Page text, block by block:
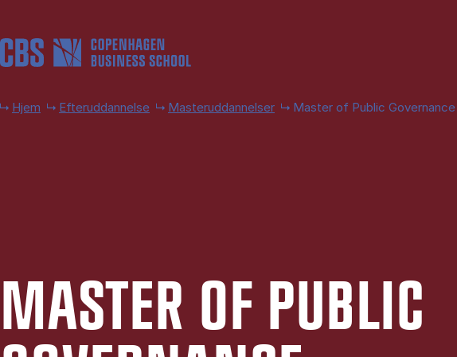
Hjem Efteruddannelse Masteruddannelser Master of Public Governance
MA­STER OF PU­BLIC